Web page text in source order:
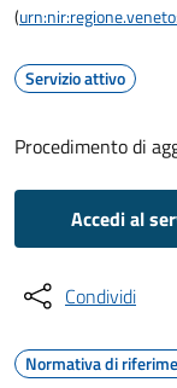
(
Servizio attivo
Procedimento di
Accedi al
Condividi
Normativa di